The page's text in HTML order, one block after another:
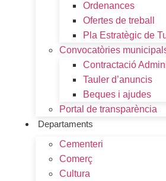
Ordenances
Ofertes de treball
Pla Estratègic de
Convocatòries
Contractació
Tauler d’anuncis
Beques i ajudes
Portal de transparència
Departaments
Cementeri
Comerç
Cultura